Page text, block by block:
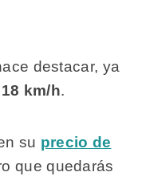
destacar, ya
km/h.
su precio de
que quedarás